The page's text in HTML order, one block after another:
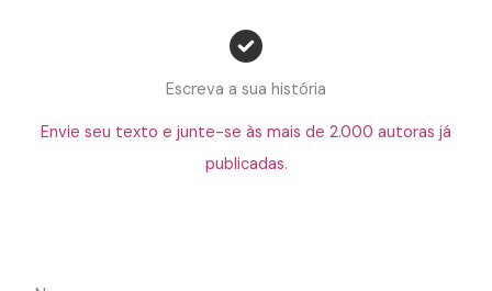
Escreva a sua história
Envie seu texto e junte-se às mais de 2.000 autoras já
publicadas.